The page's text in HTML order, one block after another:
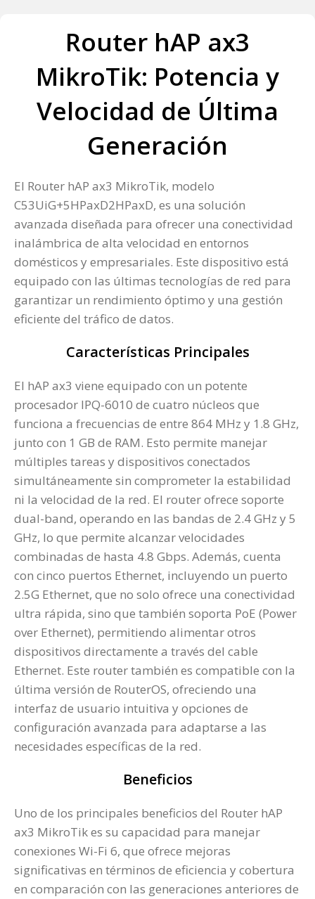
Router hAP ax3
MikroTik: Potencia y
Velocidad de Última
Generación
El Router hAP ax3 MikroTik, modelo
C53UiG+5HPaxD2HPaxD, es una solución
avanzada diseñada para ofrecer una conectividad
inalámbrica de alta velocidad en entornos
domésticos y empresariales. Este dispositivo está
equipado con las últimas tecnologías de red para
garantizar un rendimiento óptimo y una gestión
eficiente del tráfico de datos.
Características Principales
El hAP ax3 viene equipado con un potente
procesador IPQ-6010 de cuatro núcleos que
funciona a frecuencias de entre 864 MHz y 1.8 GHz,
junto con 1 GB de RAM. Esto permite manejar
múltiples tareas y dispositivos conectados
simultáneamente sin comprometer la estabilidad
ni la velocidad de la red. El router ofrece soporte
dual-band, operando en las bandas de 2.4 GHz y 5
GHz, lo que permite alcanzar velocidades
combinadas de hasta 4.8 Gbps. Además, cuenta
con cinco puertos Ethernet, incluyendo un puerto
2.5G Ethernet, que no solo ofrece una conectividad
ultra rápida, sino que también soporta PoE (Power
over Ethernet), permitiendo alimentar otros
dispositivos directamente a través del cable
Ethernet. Este router también es compatible con la
última versión de RouterOS, ofreciendo una
interfaz de usuario intuitiva y opciones de
configuración avanzada para adaptarse a las
necesidades específicas de la red​.
Beneficios
Uno de los principales beneficios del Router hAP
ax3 MikroTik es su capacidad para manejar
conexiones Wi-Fi 6, que ofrece mejoras
significativas en términos de eficiencia y cobertura
en comparación con las generaciones anteriores de